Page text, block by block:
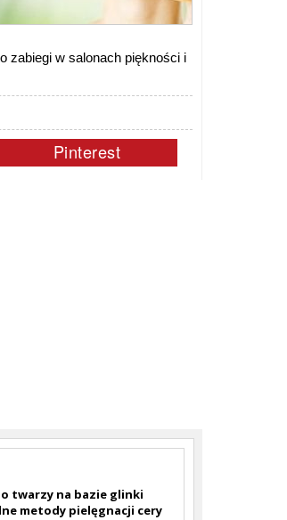
zabiegi w salonach piękności i
twarzy na bazie glinki
metody pielęgnacji cery